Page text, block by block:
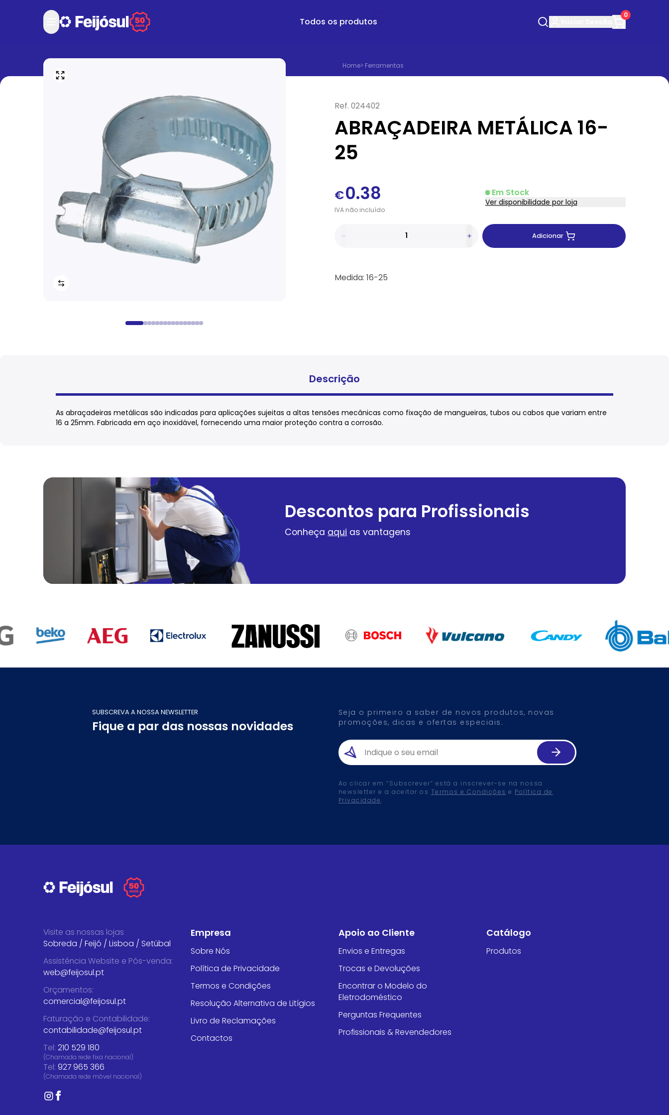
Todos os produtos
0
Home> Ferramentas
Ref. 024402
ABRAÇADEIRA METÁLICA 16-
25
€0.38
IVAnãoincluído
Em Stock
Ver disponibilidade por loja
Adicionar
Medida: 16-25
Descrição
As abraçadeiras metálicas são indicadas para aplicações sujeitas a altas tensões mecânicas como fixação de mangueiras, tubos ou cabos que variam entre
16 a 25mm. Fabricada em aço inoxidável, fornecendo uma maior proteção contra a corrosão.
Descontos para Profissionais
Conheça aqui as vantagens
SUBSCREVA A NOSSA NEWSLETTER
Fique a par das nossas novidades
Seja o primeiro a saber de novos produtos, novas
promoções, dicas e ofertas especiais.
Ao clicar em “Subscrever” está a inscrever-se na nossa
newsletter e a aceitar os Termos e Condições e Política de
Privacidade.
Visite as nossas lojas
Sobreda / Feijó / Lisboa / Setúbal
Assistência Website e Pós-venda:
web@feijosul.pt
Orçamentos:
comercial@feijosul.pt
Faturação e Contabilidade:
contabilidade@feijosul.pt
Tel: 210 529 180
(Chamada rede fixa nacional)
Tel: 927 965 366
(Chamada rede móvel nacional)
Empresa
Sobre Nós
Política de Privacidade
Termos e Condições
Resolução Alternativa de Litígios
Livro de Reclamações
Contactos
Apoio ao Cliente
Envios e Entregas
Trocas e Devoluções
Encontrar o Modelo do
Eletrodoméstico
Perguntas Frequentes
Profissionais & Revendedores
Catálogo
Produtos